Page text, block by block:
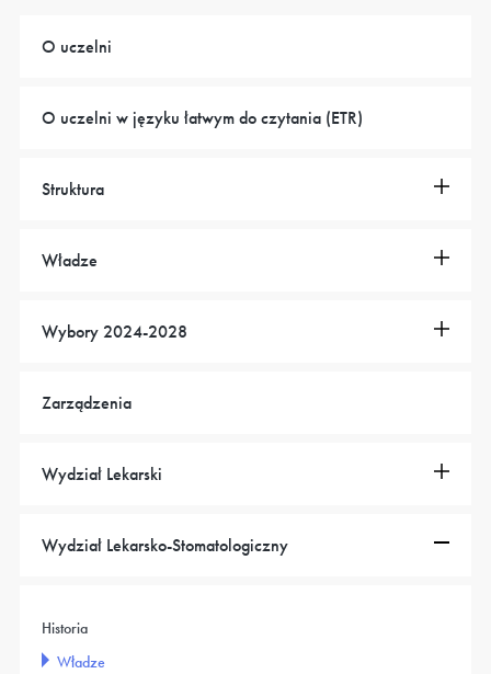
O uczelni
O uczelni w języku łatwym do czytania (ETR)
Struktura
Władze
Wybory 2024-2028
Zarządzenia
Wydział Lekarski
Wydział Lekarsko-Stomatologiczny
Historia
Władze